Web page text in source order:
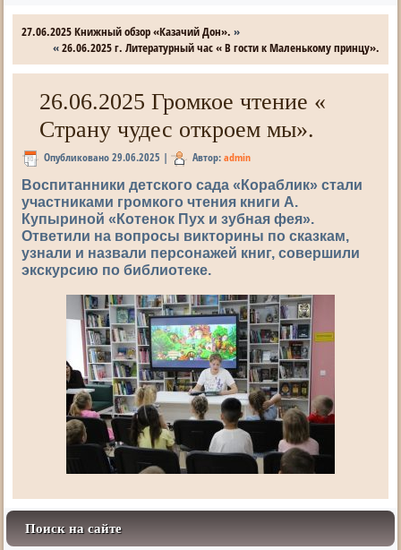
27.06.2025 Книжный обзор «Казачий Дон». »
«26.06.2025 г. Литературный час « В гости к Маленькому принцу».
26.06.2025 Громкое чтение «
Страну чудес откроем мы».
Опубликовано 29.06.2025 | Автор: admin
Воспитанники детского сада «Кораблик» стали
участниками громкого чтения книги А.
Купыриной «Котенок Пух и зубная фея».
Ответили на вопросы викторины по сказкам,
узнали и назвали персонажей книг, совершили
экскурсию по библиотеке.
Поиск на сайте